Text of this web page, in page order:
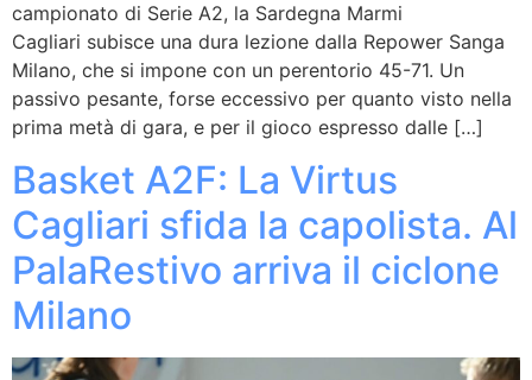
campionato di Serie A2, la Sardegna Marmi
Cagliari subisce una dura lezione dalla Repower Sanga
Milano, che si impone con un perentorio 45-71. Un
passivo pesante, forse eccessivo per quanto visto nella
prima metà di gara, e per il gioco espresso dalle […]
Basket A2F: La Virtus
Cagliari sfida la capolista. Al
PalaRestivo arriva il ciclone
Milano